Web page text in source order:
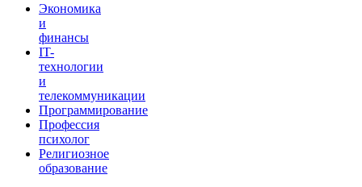
Экономика
и
финансы
IT-
технологии
и
телекоммуникации
Программирование
Профессия
психолог
Религиозное
образование